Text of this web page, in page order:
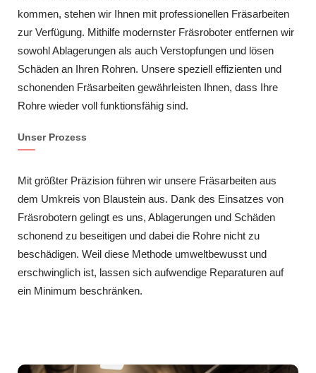
kommen, stehen wir Ihnen mit professionellen Fräsarbeiten
zur Verfügung. Mithilfe modernster Fräsroboter entfernen wir
sowohl Ablagerungen als auch Verstopfungen und lösen
Schäden an Ihren Rohren. Unsere speziell effizienten und
schonenden Fräsarbeiten gewährleisten Ihnen, dass Ihre
Rohre wieder voll funktionsfähig sind.
Unser Prozess
Mit größter Präzision führen wir unsere Fräsarbeiten aus
dem Umkreis von Blaustein aus. Dank des Einsatzes von
Fräsrobotern gelingt es uns, Ablagerungen und Schäden
schonend zu beseitigen und dabei die Rohre nicht zu
beschädigen. Weil diese Methode umweltbewusst und
erschwinglich ist, lassen sich aufwendige Reparaturen auf
ein Minimum beschränken.